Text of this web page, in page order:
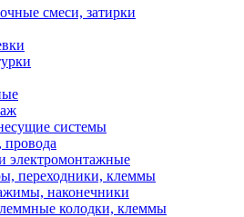
смеси, затирки
системы
провода
электромонтажные
переходники, клеммы
наконечники
колодки, клеммы